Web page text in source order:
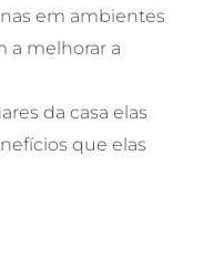
em ambientes
a melhorar a
da casa elas
que elas